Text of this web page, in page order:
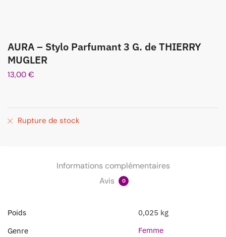
AURA – Stylo Parfumant 3 G. de THIERRY
MUGLER
13,00 €
Rupture de stock
Informations complémentaires
Avis
0
Poids
0,025 kg
Genre
Femme